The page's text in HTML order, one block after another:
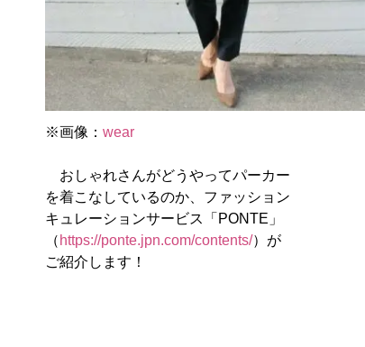
※画像： wear
おしゃれさんがどうやってパーカー
を着こなしているのか、ファッション
キュレーションサービス「PONTE」
（ https://ponte.jpn.com/contents/）が
ご紹介します！